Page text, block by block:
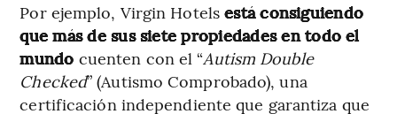
Por ejemplo, Virgin Hotelsestá consiguiendo
que más de sus siete propiedades en todo el
mundo cuenten con el “Autism Double
Checked” (Autismo Comprobado), una
certificación independiente que garantiza que